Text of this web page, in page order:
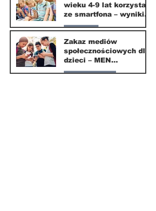
16 mar
wieku 4-9 lat korzysta
ze smartfona – wyniki
badania Krajowego
Instytutu Mediów
Parents
1 mar
Zakaz mediów
społecznościowych dla
dzieci – MEN
przedstawia projekt